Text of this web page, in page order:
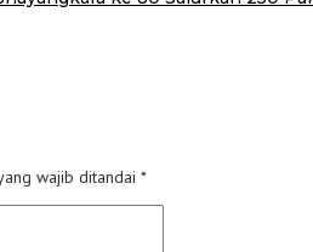
wajib ditandai *